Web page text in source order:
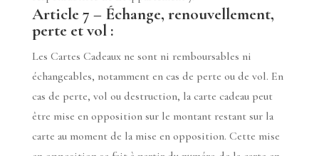
Article 7 – Échange, renouvellement,
perte et vol :
Les Cartes Cadeaux ne sont ni remboursables ni
échangeables, notamment en cas de perte ou de vol. En
cas de perte, vol ou destruction, la carte cadeau peut
être mise en opposition sur le montant restant sur la
carte au moment de la mise en opposition. Cette mise